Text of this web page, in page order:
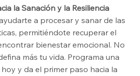
la Sanación y la Resiliencia
a procesar y sanar de las
permitiéndote recuperar el
bienestar emocional. No
más tu vida. Programa una
y da el primer paso hacia la